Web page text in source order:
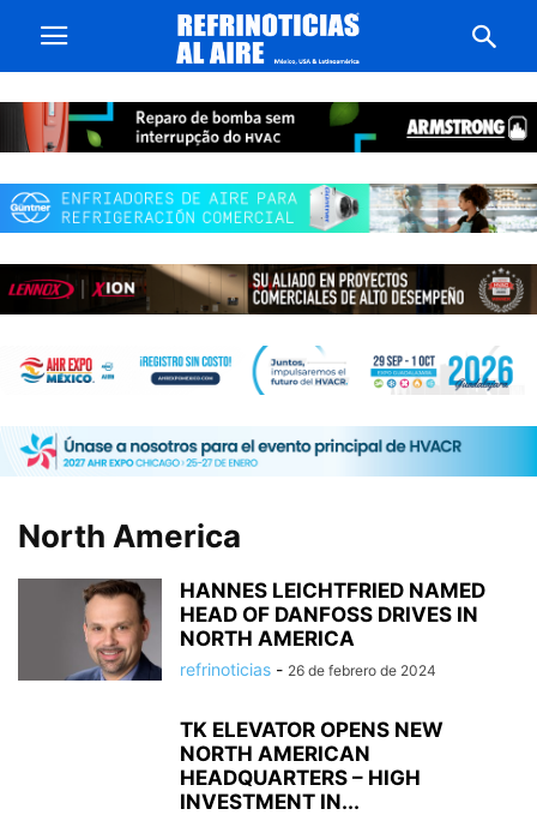
North America
HANNES LEICHTFRIED NAMED
HEAD OF DANFOSS DRIVES IN
NORTH AMERICA
refrinoticias - 26 de febrero de 2024
TK ELEVATOR OPENS NEW
NORTH AMERICAN
HEADQUARTERS – HIGH
INVESTMENT IN...